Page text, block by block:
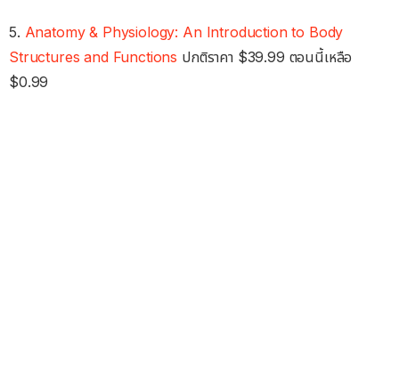
5. Anatomy & Physiology: An Introduction to Body
Structures and Functions ปกติราคา $39.99 ตอนนี้เหลือ
$0.99